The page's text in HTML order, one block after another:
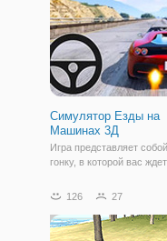
Симулятор Езды на
Машинах 3Д
Игра представляет
гонку, в которой вас ждет
увлекательный
треке рядом - другие
Также на каждом
126 27